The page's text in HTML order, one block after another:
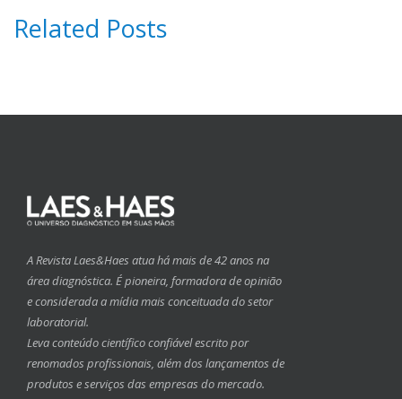
Related Posts
A Revista Laes&Haes atua há mais de 42 anos na
área diagnóstica. É pioneira, formadora de opinião
e considerada a mídia mais conceituada do setor
laboratorial.
Leva conteúdo científico confiável escrito por
renomados profissionais, além dos lançamentos de
produtos e serviços das empresas do mercado.